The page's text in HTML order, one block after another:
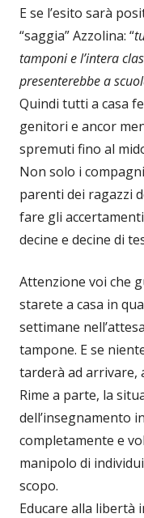
E se l’esito sarà
“saggia” Azzolina: “
tamponi e l’intera
presenterebbe a
Quindi tutti a casa
genitori e ancor
spremuti fino al
Non solo i
parenti dei ragazzi
fare gli
decine e decine di
Attenzione voi che
starete a casa in
settimane
tampone. E se
tarderà ad arrivare,
Rime a parte, la
dell’insegnamento
completamente e
manipolo di
scopo.
Educare alla